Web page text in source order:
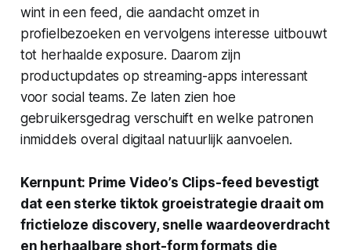
wint in een feed, die aandacht omzet in
profielbezoeken en vervolgens interesse uitbouwt
tot herhaalde exposure. Daarom zijn
productupdates op streaming-apps interessant
voor social teams. Ze laten zien hoe
gebruikersgedrag verschuift en welke patronen
inmiddels overal digitaal natuurlijk aanvoelen.
Kernpunt: Prime Video’s Clips-feed bevestigt
dat een sterke tiktok groeistrategie draait om
frictieloze discovery, snelle waardeoverdracht
en herhaalbare short-form formats die